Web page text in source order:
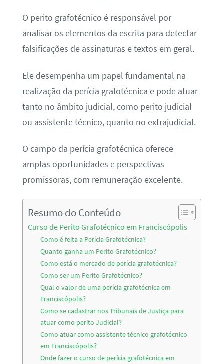
O perito grafotécnico é responsável por
analisar os elementos da escrita para detectar
falsificações de assinaturas e textos em geral.
Ele desempenha um papel fundamental na
realização da perícia grafotécnica e pode atuar
tanto no âmbito judicial, como perito judicial
ou assistente técnico, quanto no extrajudicial.
O campo da perícia grafotécnica oferece
amplas oportunidades e perspectivas
promissoras, com remuneração excelente.
Resumo do Conteúdo
Curso de Perito Grafotécnico em Franciscópolis
Como é feita a Perícia Grafotécnica?
Quanto ganha um Perito Grafotécnico?
Como está o mercado de perícia grafotécnica?
Como ser um Perito Grafotécnico?
Qual o valor de uma perícia grafotécnica em
Franciscópolis?
Como se cadastrar nos Tribunais de Justiça para
atuar como perito Judicial?
Como atuar como assistente técnico grafotécnico
em Franciscópolis?
Onde fazer o curso de perícia grafotécnica em